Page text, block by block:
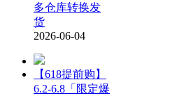
多仓库转换发
货
2026-06-04
【618提前购】
6.2-6.8「限定爆